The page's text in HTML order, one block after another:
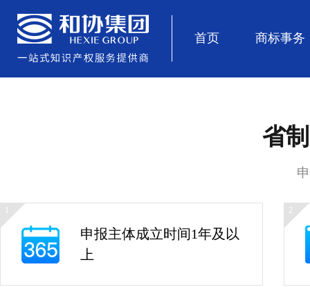
首页 商标事务
省
申报主体成立时间1年及以
上
2